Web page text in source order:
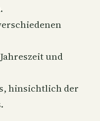
.
und
hinsichtlich der